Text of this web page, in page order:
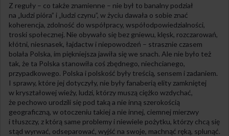
Z reguły – co także znamienne – nie był to banalny podział
na „ludzi pióra” i „ludzi czynu”, w życiu dawała o sobie znać
koherencja, zdolność do współpracy, współodpowiedzialności,
troski społecznej. Nie obywało się bez gniewu, klęsk, rozczarowań,
kłótni, niesnasek, łajdactw i niepowodzeń – strasznie czasem
bolała Polska, im piękniejsza jawiła się we snach. Ale nie było też
tak, że ta Polska stanowiła coś zbędnego, niechcianego,
przypadkowego. Polska i polskość były treścią, sensem i zadaniem.
I sprawy, które jej dotyczyły, nie były fanaberią elity zamkniętej
w kryształowej wieży, ludzi, którzy muszą ciężko wzdychać,
że pechowo urodzili się pod taką a nie inną szerokością
geograficzną, w otoczeniu takiej a nie innej, ciemnej mierzwy
i tłuszczy, z którą same problemy i niewiele pożytku, którzy chcą się
stąd wyrwać, odseparować, wyjść na swoje, machnąć ręką, splunąć.